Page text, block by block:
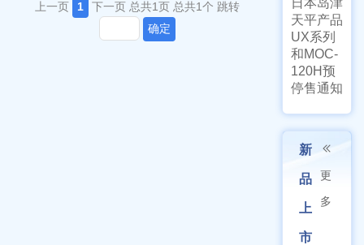
上一页 1 下一页 总共1页 总共1个 跳转
确定
天平产品
UX系列
和MOC-
120H预
停售通知
新
品
上
市
更
多